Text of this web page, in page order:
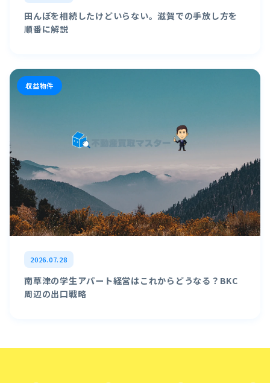
田んぼを相続したけどいらない。滋賀での手放し方を
順番に解説
収益物件
2026.07.28
南草津の学生アパート経営はこれからどうなる？BKC
周辺の出口戦略